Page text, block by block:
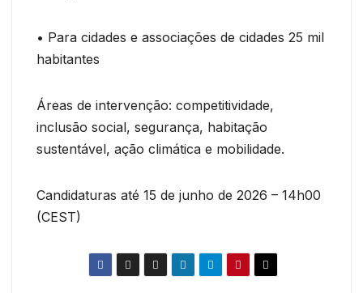
• Para cidades e associações de cidades 25 mil
habitantes
Áreas de intervenção: competitividade,
inclusão social, segurança, habitação
sustentável, ação climática e mobilidade.
Candidaturas até 15 de junho de 2026 – 14h00
(CEST)